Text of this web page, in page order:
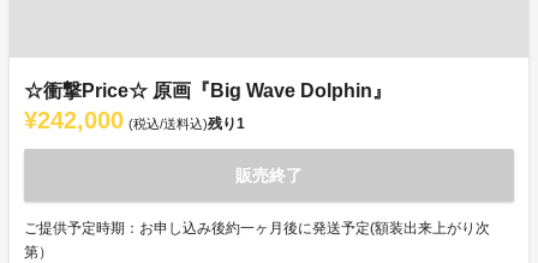
☆衝撃Price☆ 原画『Big Wave Dolphin』
¥242,000 (税込/送料込)残り1
販売終了
ご提供予定時期：お申し込み後約一ヶ月後に発送予定(額装出来上がり次
第）